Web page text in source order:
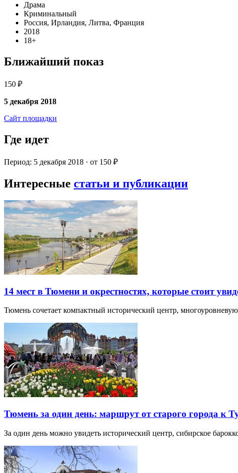
Драма
Криминальный
Россия, Ирландия, Литва, Франция
2018
18+
Ближайший показ
150 ₽
5 декабря 2018
Сайт площадки
Где идет
Период: 5 декабря 2018 · от 150 ₽
Интересные статьи и публикации
14 мест в Тюмени и окрестностях, которые стоит
Тюмень сочетает компактный исторический центр,
Тюмень за один день: маршрут от старого города к
За один день можно увидеть исторический центр, сибирское